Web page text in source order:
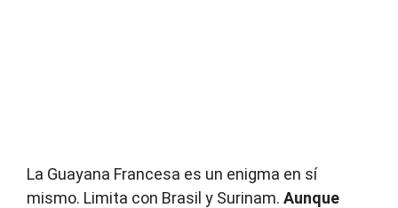
La Guayana Francesa es un enigma en sí
mismo. Limita con Brasil y Surinam. Aunque